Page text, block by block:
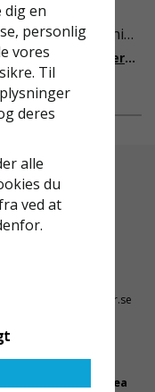
så är
för rullställning
slappare än de
i skrivande stund,
kommer det bli
på. Från och med
i kraft i
gällande
med s
Läs mer om de nya reglerna!
Betaling Med Svea
dig en
personlig
vores
Til
deres
alle
du
ved at